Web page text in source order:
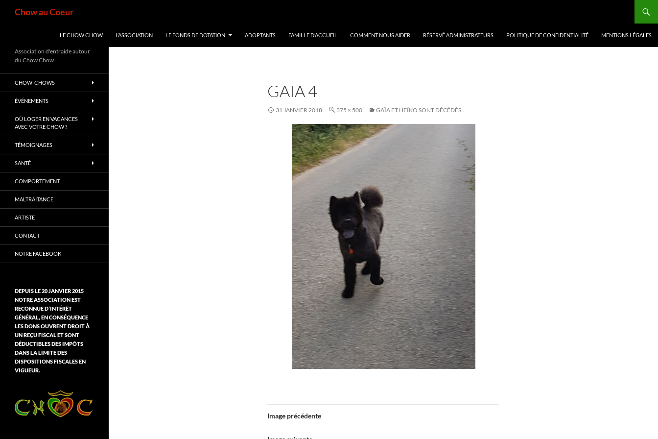
Chow au Coeur
LE CHOW CHOW L’ASSOCIATION LE FONDS DE DOTATION ADOPTANTS FAMILLE D’ACCUEIL COMMENT NOUS AIDER RÉSERVÉ ADMINISTRATEURS POLITIQUE DE CONFIDENTIALITÉ MENTIONS LÉGALES
GAIA 4
31 JANVIER 2018 375 × 500 GAÏA ET HEÏKO SONT DÉCÉDÉS…
Image précédente
Association d'entraide autour
du Chow Chow
CHOW-CHOWS
ÉVÉNEMENTS
OÙ LOGER EN VACANCES
AVEC VOTRE CHOW ?
TÉMOIGNAGES
SANTÉ
COMPORTEMENT
MALTRAITANCE
ARTISTE
CONTACT
NOTRE FACEBOOK
DEPUIS LE 20 JANVIER 2015
NOTRE ASSOCIATION EST
RECONNUE D’INTÉRÊT
GÉNÉRAL, EN CONSÉQUENCE
LES DONS OUVRENT DROIT À
UN REÇU FISCAL ET SONT
DÉDUCTIBLES DES IMPÔTS
DANS LA LIMITE DES
DISPOSITIONS FISCALES EN
VIGUEUR.